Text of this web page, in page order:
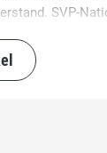
SVP-
Bildung
die